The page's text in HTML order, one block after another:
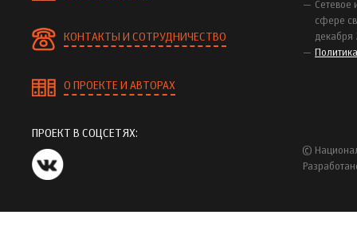
КОНТАКТЫ И СОТРУДНИЧЕСТВО
О ПРОЕКТЕ И АВТОРАХ
Сетевое
сфере
декабря
ПРОЕКТ В СОЦСЕТЯХ:
©